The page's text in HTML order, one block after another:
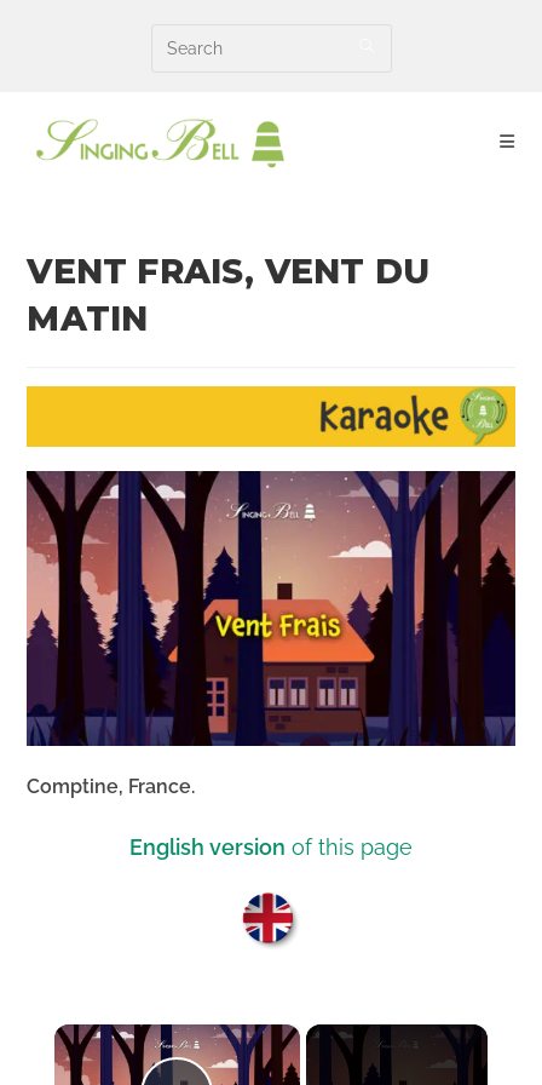
VENT FRAIS, VENT DU
MATIN
Comptine, France.
English version of this page
×